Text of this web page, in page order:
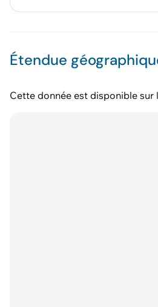
Étendue
Cette donnée est disponible sur